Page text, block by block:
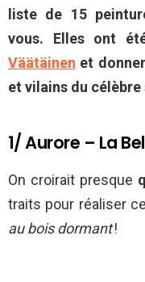
liste de 15
vous. Elles ont
Väätäinen et
et vilains du
1/ Aurore – La
On croirait presque
traits pour réaliser
au bois dormant!